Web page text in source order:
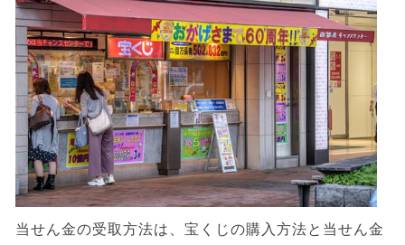
当せん金の受取方法は、宝くじの購入方法と当せん金